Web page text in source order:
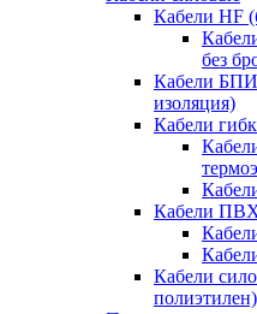
Кабели HF
без
Кабели БПИ
изоляция)
Кабели
Кабели
Кабели
полиэтилен)